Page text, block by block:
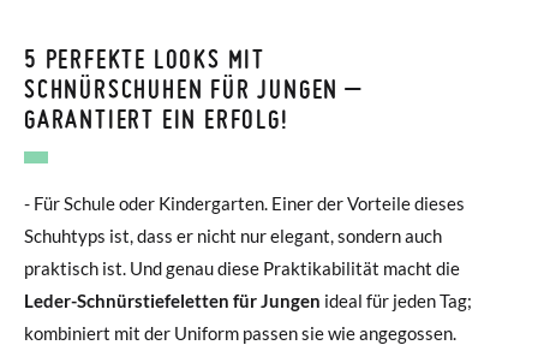
5 PERFEKTE LOOKS MIT
SCHNÜRSCHUHEN FÜR JUNGEN –
GARANTIERT EIN ERFOLG!
- Für Schule oder Kindergarten. Einer der Vorteile dieses
Schuhtyps ist, dass er nicht nur elegant, sondern auch
praktisch ist. Und genau diese Praktikabilität macht die
Leder-Schnürstiefeletten für Jungen ideal für jeden Tag;
kombiniert mit der Uniform passen sie wie angegossen.